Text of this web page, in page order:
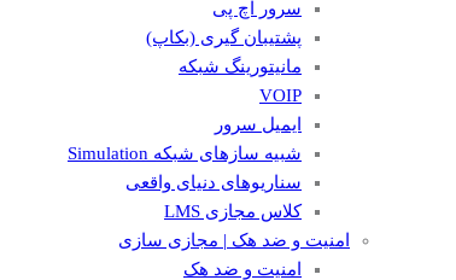
سرور اچ پی
پشتیبان گیری (بکاپ)
مانيتورينگ شبکه
VOIP
ایمیل سرور
شبیه سازهای شبکه Simulation
سناریوهای دنیای واقعی
کلاس مجازی LMS
امنیت و ضد هک | مجازی سازی
امنیت و ضد هک